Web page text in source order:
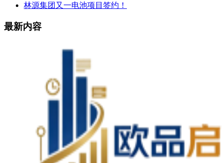
林源集团又一电池项目签约！
最新内容